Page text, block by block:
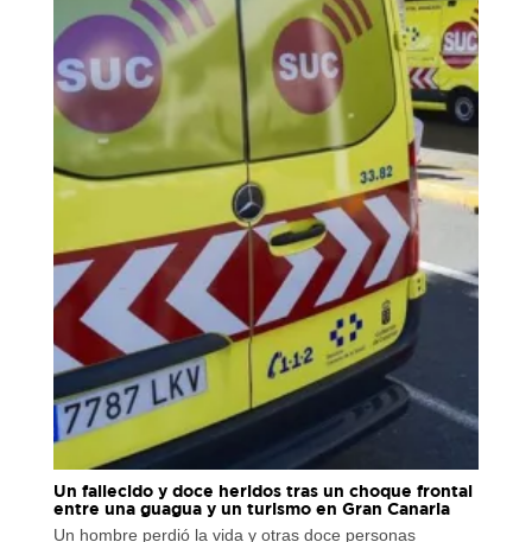
Un fallecido y doce heridos tras un choque frontal
entre una guagua y un turismo en Gran Canaria
Un hombre perdió la vida y otras doce personas